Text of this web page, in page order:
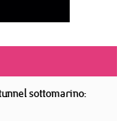
sottomarino: